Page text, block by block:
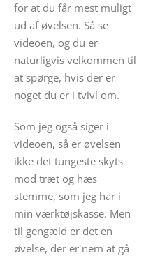
for at du får mest muligt
ud af øvelsen. Så se
videoen, og du er
naturligvis velkommen til
at spørge, hvis der er
noget du er i tvivl om.
Som jeg også siger i
videoen, så er øvelsen
ikke det tungeste skyts
mod træt og hæs
stemme, som jeg har i
min værktøjskasse. Men
til gengæld er det en
øvelse, der er nem at gå